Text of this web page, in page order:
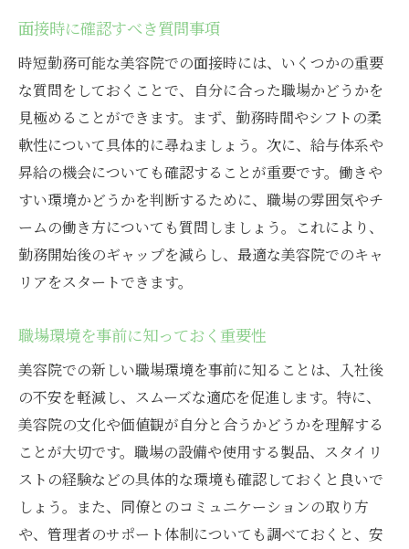
採用プロセスの流れと注意点
職場でのトラブル解決法
理想の美容院求人に近づくための情報収集術
求人情報の正確な読み取り方
職場の実態を知るためのインタビュー
業界トレンドを把握する方法
同業者とのネットワーク作り
定期的な情報アップデートの重要性
面接時に確認すべき質問事項
時短勤務可能な美容院での面接時には、いくつかの重要
な質問をしておくことで、自分に合った職場かどうかを
見極めることができます。まず、勤務時間やシフトの柔
軟性について具体的に尋ねましょう。次に、給与体系や
昇給の機会についても確認することが重要です。働きや
すい環境かどうかを判断するために、職場の雰囲気やチ
ームの働き方についても質問しましょう。これにより、
勤務開始後のギャップを減らし、最適な美容院でのキャ
リアをスタートできます。
職場環境を事前に知っておく重要性
美容院での新しい職場環境を事前に知ることは、入社後
の不安を軽減し、スムーズな適応を促進します。特に、
美容院の文化や価値観が自分と合うかどうかを理解する
ことが大切です。職場の設備や使用する製品、スタイリ
ストの経験などの具体的な環境も確認しておくと良いで
しょう。また、同僚とのコミュニケーションの取り方
や、管理者のサポート体制についても調べておくと、安